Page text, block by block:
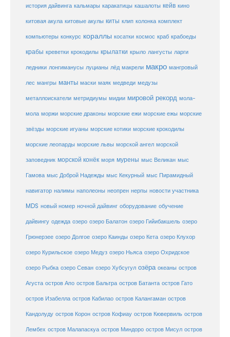
история дайвинга кальмары каракатицы кашалоты кейв кино
китовая акула китовые акулы киты клип колонка комплект
компьютеры конкурс кораллы косатки космос краб крабоеды
крабы креветки крокодилы крылатки крыло лангусты ларги
ледники лонгиманусы луцианы лёд макрели макро мангровый
лес мангры манты маски маяк медведи медузы
металлоискатели метридиумы мидии мировой рекорд мола-
мола моржи морские драконы морские ежи морские ежы морские
звёзды морские игуаны морские котики морские крокодилы
морские леопарды морские львы морской ангел морской
заповедник морской конёк моря мурены мыс Великан мыс
Гамова мыс Доброй Надежды мыс Кекурный мыс Пирамидный
навигатор налимы наполеоны неопрен нерпы новости участника
MDS новый номер ночной дайвинг оборудование обучение
дайвингу одежда озеро озеро Балатон озеро Гийибакшель озеро
Грюнерзее озеро Долгое озеро Каинды озеро Кета озеро Клухор
озеро Курильское озеро Медуз озеро Ньяса озеро Охридское
озеро Рыбка озеро Севан озеро Хубсугул озёра океаны остров
Агуста остров Апо остров Бальтра остров Батанта остров Гато
остров Изабелла остров Кабилао остров Калангаман остров
Кандолуду остров Корон остров Кофиау остров Кювервиль остров
Лембех остров Малапаскуа остров Миндоро остров Мисул остров